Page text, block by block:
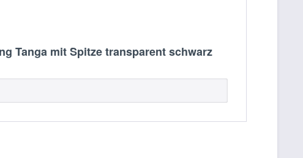
Tanga mit Spitze transparent schwarz